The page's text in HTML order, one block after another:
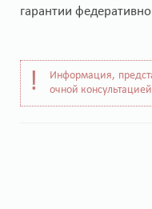
гарантии
Информация,
очной